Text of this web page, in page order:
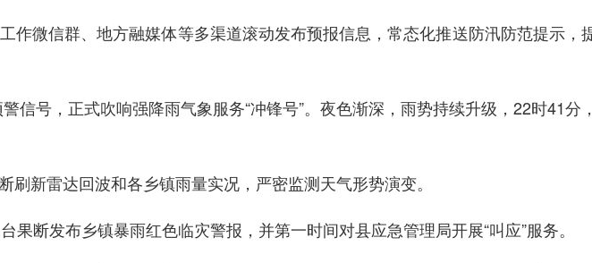
微信群、地方融媒体等多渠道滚动发布预报信息，常态化推送防汛防范提示，
信号，正式吹响强降雨气象服务“冲锋号”。夜色渐深，雨势持续升级，22时41分
新雷达回波和各乡镇雨量实况，严密监测天气形势演变。
果断发布乡镇暴雨红色临灾警报，并第一时间对县应急管理局开展“叫应”服务。